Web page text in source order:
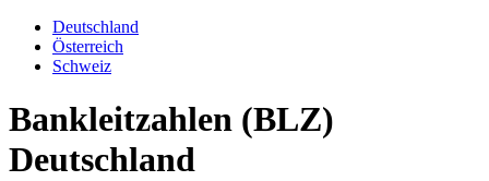
Deutschland
Österreich
Schweiz
Bankleitzahlen (BLZ)
Deutschland